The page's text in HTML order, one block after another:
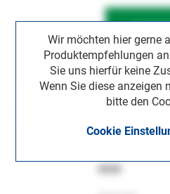
Wir möchten hier gerne
Produktempfehlungen
Sie uns hierfür keine
Wenn Sie diese anzeigen
bitte den
Cookie